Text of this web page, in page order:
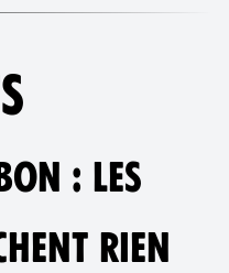
: LES
RIEN